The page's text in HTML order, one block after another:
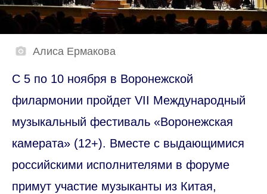
Алиса Ермакова
С 5 по 10 ноября в Воронежской
филармонии пройдет VII Международный
музыкальный фестиваль «Воронежская
камерата» (12+). Вместе с выдающимися
российскими исполнителями в форуме
примут участие музыканты из Китая,